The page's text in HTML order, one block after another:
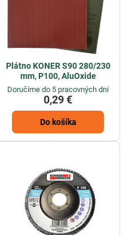
Plátno KONER S90 280/230
mm, P100, AluOxide
Doručíme do 5 pracovných dní
0,29 €
Do košíka